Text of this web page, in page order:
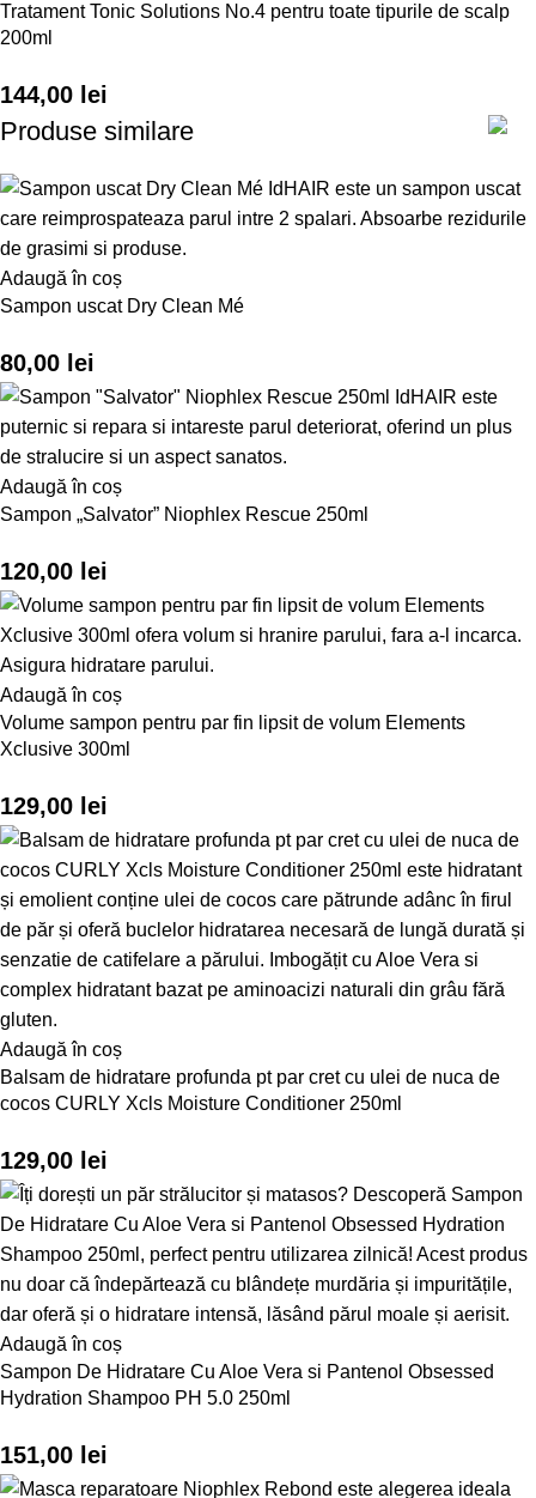
Tratament Tonic Solutions No.4 pentru toate tipurile de scalp
200ml
144,00 lei
Produse similare
Adaugă în coș
Sampon uscat Dry Clean Mé
80,00 lei
Adaugă în coș
Sampon „Salvator” Niophlex Rescue 250ml
120,00 lei
Adaugă în coș
Volume sampon pentru par fin lipsit de volum Elements
Xclusive 300ml
129,00 lei
Adaugă în coș
Balsam de hidratare profunda pt par cret cu ulei de nuca de
cocos CURLY Xcls Moisture Conditioner 250ml
129,00 lei
Adaugă în coș
Sampon De Hidratare Cu Aloe Vera si Pantenol Obsessed
Hydration Shampoo PH 5.0 250ml
151,00 lei